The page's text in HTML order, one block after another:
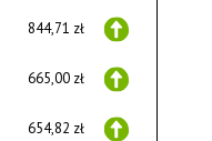
844,71 zł
665,00 zł
654,82 zł